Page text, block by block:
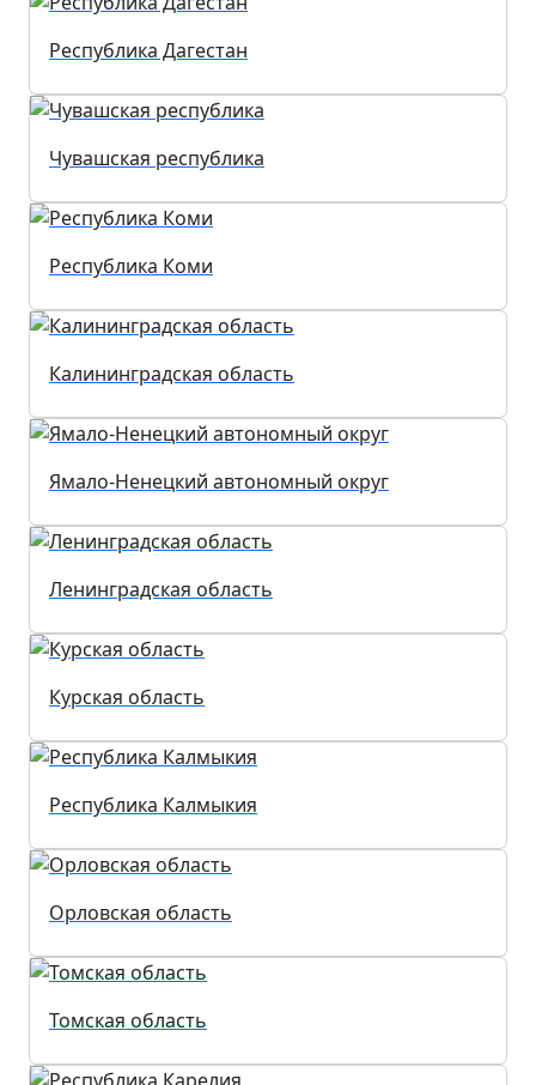
Республика Дагестан
Чувашская республика
Республика Коми
Калининградская область
Ямало-Ненецкий автономный округ
Ленинградская область
Курская область
Республика Калмыкия
Орловская область
Томская область